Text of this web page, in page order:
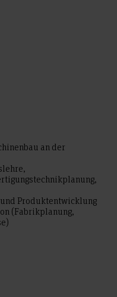
an der
Produktentwicklung
(Fabrikplanung,